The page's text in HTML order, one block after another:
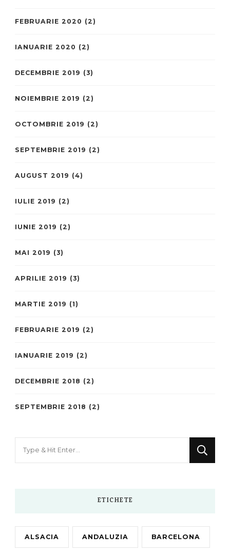
FEBRUARIE 2020 (2)
IANUARIE 2020 (2)
DECEMBRIE 2019 (3)
NOIEMBRIE 2019 (2)
OCTOMBRIE 2019 (2)
SEPTEMBRIE 2019 (2)
AUGUST 2019 (4)
IULIE 2019 (2)
IUNIE 2019 (2)
MAI 2019 (3)
APRILIE 2019 (3)
MARTIE 2019 (1)
FEBRUARIE 2019 (2)
IANUARIE 2019 (2)
DECEMBRIE 2018 (2)
SEPTEMBRIE 2018 (2)
ETICHETE
ALSACIA ANDALUZIA BARCELONA